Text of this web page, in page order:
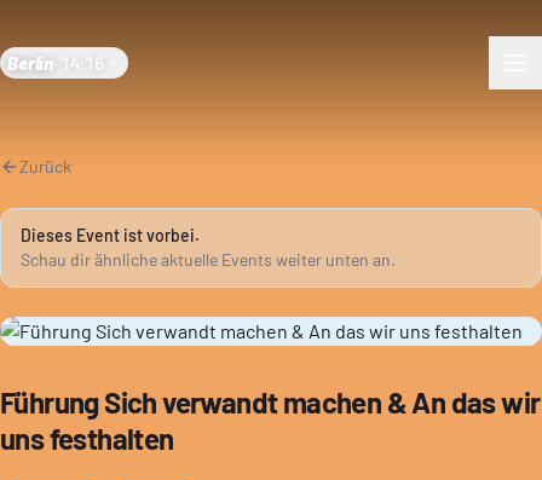
Berlin 14:16
Zurück
Dieses Event ist vorbei.
Schau dir ähnliche aktuelle Events weiter unten an.
Führung Sich verwandt machen & An das wir
uns festhalten